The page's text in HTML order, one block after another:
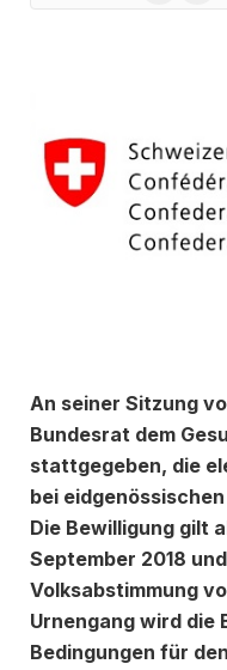
An seiner Sitzung
Bundesrat dem
stattgegeben, die
bei
Die Bewilligung gilt
September 2018
Volksabstimmung
Urnengang wird die
Bedingungen für